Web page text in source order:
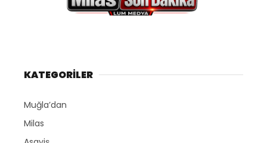
KATEGORİLER
Muğla’dan
Milas